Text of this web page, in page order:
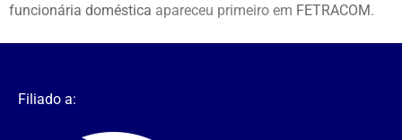
funcionária doméstica apareceu primeiro em FETRACOM.
Filiado a: